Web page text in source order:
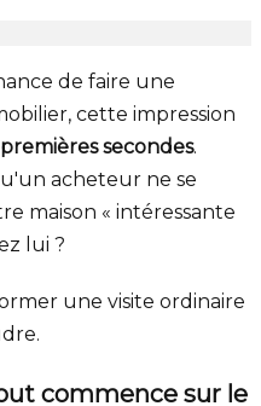
de faire une
cette impression
secondes.
acheteur ne se
maison « intéressante
lui ?
une visite ordinaire
commence sur le